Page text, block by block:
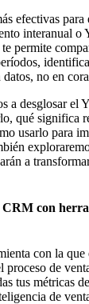
efectivas
interanual o
permite
no en
a desglosar el
qué significa
usarlo para
a
CRM con
con la
proceso de
tus métricas
de